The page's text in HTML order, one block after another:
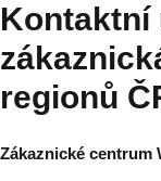
Kontaktní
regionů
Zákaznické centrum